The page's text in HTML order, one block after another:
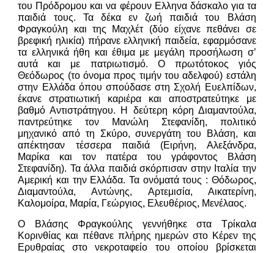
του Πρόδρομου και να φέρουν Ελληνα δάσκαλο για τα
παιδιά τους. Τα δέκα εν ζωή παιδιά του Βλάση
Φραγκούλη και της Μαχλέτ (δύο είχανε πεθάνει σε
βρεφική ηλικία) πήρανε ελληνική παιδεία, εφαρμόσανε
τα ελληνικά ήθη και έθιμα με μεγάλη προσήλωση σ’
αυτά και με πατριωτισμό. Ο πρωτότοκος γιός
Θεόδωρος (το όνομα προς τιμήν του αδελφού) εστάλη
στην Ελλάδα όπου σπούδασε στη Σχολή Ευελπίδων,
έκανε στρατιωτική καριέρα και αποστρατεύτηκε με
βαθμό Αντιστράτηγου. Η δεύτερη κόρη Διαμαντούλα,
παντρεύτηκε τον Μανώλη Στεφανίδη, πολιτικό
μηχανικό από τη Σκύρο, συνεργάτη του Βλάση, και
απέκτησαν τέσσερα παιδιά (Ειρήνη, Αλεξάνδρα,
Μαρίκα και τον πατέρα του γράφοντος Βλάση
Στεφανίδη). Τα άλλα παιδιά σκόρπισαν στην Ιταλία την
Αμερική και την Ελλάδα. Τα ονόματά τους : Θόδωρος,
Διαμαντούλα, Αντώνης, Αρτεμισία, Αικατερίνη,
Καλομοίρα, Μαρία, Γεώργιος, Ελευθέριος, Μενέλαος.
Ο Βλάσης Φραγκούλης γεννήθηκε στα Τρίκαλα
Κορινθίας και πέθανε πλήρης ημερών στο Κέρεν της
Ερυθραίας στο νεκροταφείο του οποίου βρίσκεται